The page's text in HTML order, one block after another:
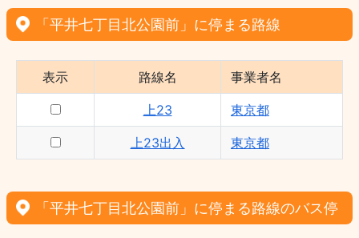
「平井七丁目北公園前」に停まる路線
表示 路線名 事業者名
上23 東京都
上23出入 東京都
「平井七丁目北公園前」に停まる路線のバス停